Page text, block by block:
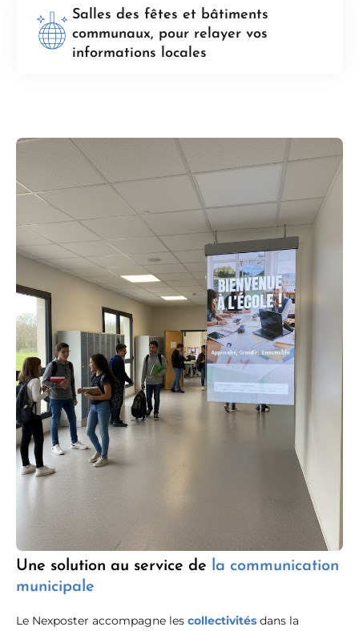
Salles des fêtes et bâtiments
communaux, pour relayer vos
informations locales
Une solution au service de la communication
municipale
Le Nexposter accompagne les collectivités dans la